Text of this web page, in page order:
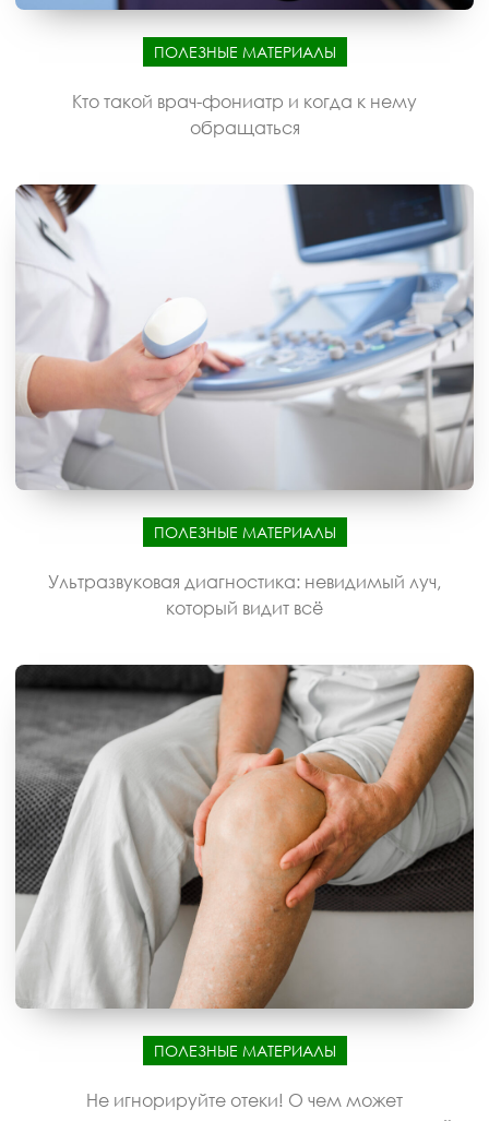
ПОЛЕЗНЫЕ МАТЕРИАЛЫ
Кто такой врач-фониатр и когда к нему
обращаться
ПОЛЕЗНЫЕ МАТЕРИАЛЫ
Ультразвуковая диагностика: невидимый луч,
который видит всё
ПОЛЕЗНЫЕ МАТЕРИАЛЫ
Не игнорируйте отеки! О чем может